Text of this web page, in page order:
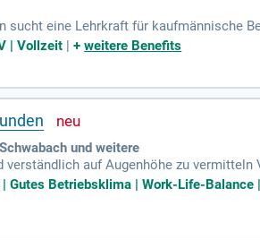
eine Lehrkraft für kaufmännische
Unser Fokus liegt auf der Ausbildung
ihrer persönlichen und beruflichen
wie Beschaffung und
| Vollzeit |+weitere Benefits
und weitere
auf Augenhöhe zu vermitteln
Ziele, die Du mit Engagement,
Betriebsklima | Work-Life-Balance